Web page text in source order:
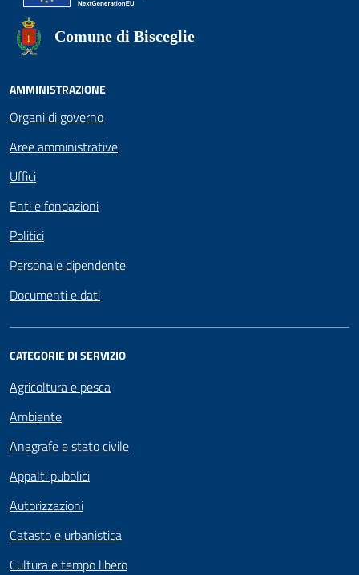
Comune di Bisceglie
AMMINISTRAZIONE
Organi di governo
Aree amministrative
Uffici
Enti e fondazioni
Politici
Personale dipendente
Documenti e dati
CATEGORIE DI SERVIZIO
Agricoltura e pesca
Ambiente
Anagrafe e stato civile
Appalti pubblici
Autorizzazioni
Catasto e urbanistica
Cultura e tempo libero